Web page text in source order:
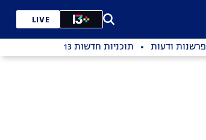
LIVE
פרשנות ודעות תוכניות חדשות 13